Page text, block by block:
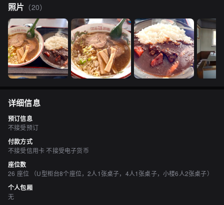
照片 （20）
详细信息
预订信息
不接受预订
付款方式
不接受信用卡 不接受电子货币
座位数
26 座位 （U型柜台8个座位，2人1张桌子，4人1张桌子，小楼6人2张桌子）
个人包厢
无